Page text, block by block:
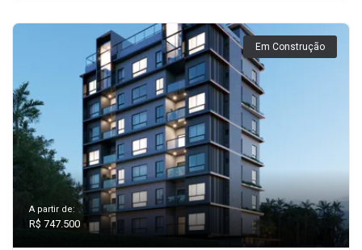
Em Construção
A partir de:
R$ 747.500